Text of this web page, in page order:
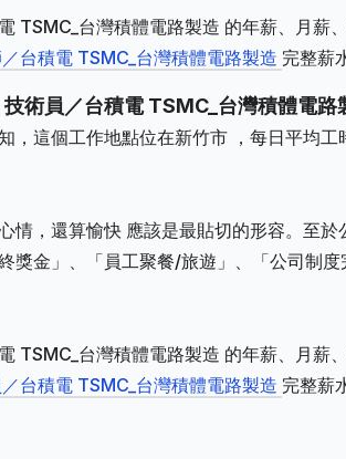
TSMC_台灣積體電路製造 的年薪、月薪
台積電 TSMC_台灣積體電路製造 完整薪
術員／台積電 TSMC_台灣積體電路
，這個工作地點位在新竹市 ，每日平均
情，還算愉快 應該是最貼切的形容。至
獎金」、「員工聚餐/旅遊」、「公司制
TSMC_台灣積體電路製造 的年薪、月薪
台積電 TSMC_台灣積體電路製造 完整薪